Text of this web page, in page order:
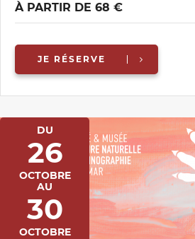
À PARTIR DE 68 €
JE RÉSERVE
DU
26
OCTOBRE
AU
30
OCTOBRE